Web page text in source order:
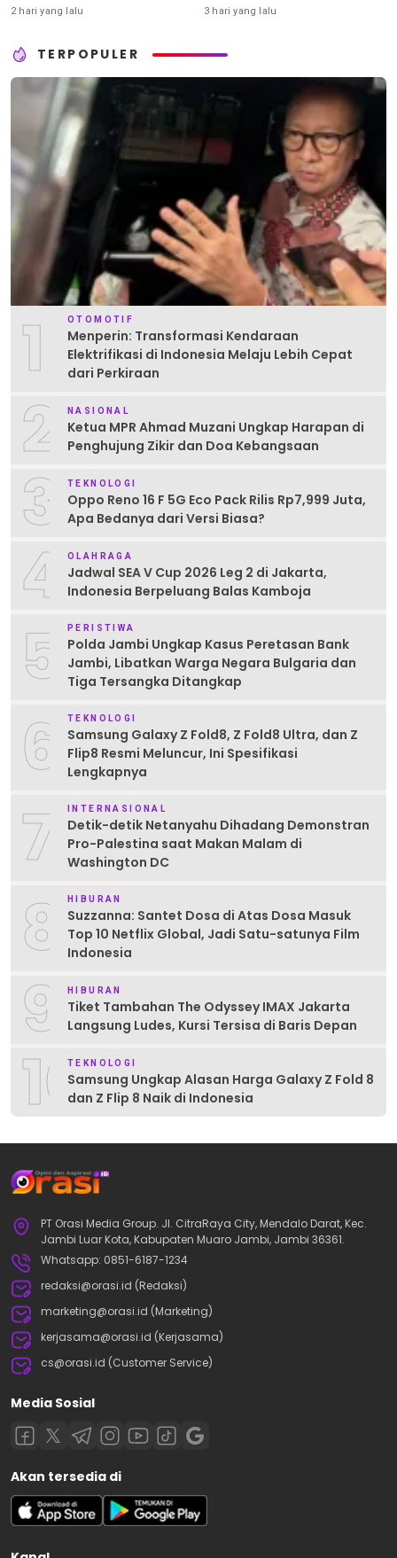
2 hari yang lalu 3 hari yang lalu
TERPOPULER
1 OTOMOTIF
Menperin: Transformasi Kendaraan
Elektrifikasi di Indonesia Melaju Lebih Cepat
dari Perkiraan
2 NASIONAL
Ketua MPR Ahmad Muzani Ungkap Harapan di
Penghujung Zikir dan Doa Kebangsaan
3 TEKNOLOGI
Oppo Reno 16 F 5G Eco Pack Rilis Rp7,999 Juta,
Apa Bedanya dari Versi Biasa?
4 OLAHRAGA
Jadwal SEA V Cup 2026 Leg 2 di Jakarta,
Indonesia Berpeluang Balas Kamboja
5 PERISTIWA
Polda Jambi Ungkap Kasus Peretasan Bank
Jambi, Libatkan Warga Negara Bulgaria dan
Tiga Tersangka Ditangkap
6 TEKNOLOGI
Samsung Galaxy Z Fold8, Z Fold8 Ultra, dan Z
Flip8 Resmi Meluncur, Ini Spesifikasi
Lengkapnya
7 INTERNASIONAL
Detik-detik Netanyahu Dihadang Demonstran
Pro-Palestina saat Makan Malam di
Washington DC
8 HIBURAN
Suzzanna: Santet Dosa di Atas Dosa Masuk
Top 10 Netflix Global, Jadi Satu-satunya Film
Indonesia
9 HIBURAN
Tiket Tambahan The Odyssey IMAX Jakarta
Langsung Ludes, Kursi Tersisa di Baris Depan
10TEKNOLOGI
Samsung Ungkap Alasan Harga Galaxy Z Fold 8
dan Z Flip 8 Naik di Indonesia
PT Orasi Media Group. Jl. CitraRaya City, Mendalo Darat, Kec.
Jambi Luar Kota, Kabupaten Muaro Jambi, Jambi 36361.
Whatsapp: 0851-6187-1234
redaksi@orasi.id (Redaksi)
marketing@orasi.id (Marketing)
kerjasama@orasi.id (Kerjasama)
cs@orasi.id (Customer Service)
Media Sosial
Akan tersedia di